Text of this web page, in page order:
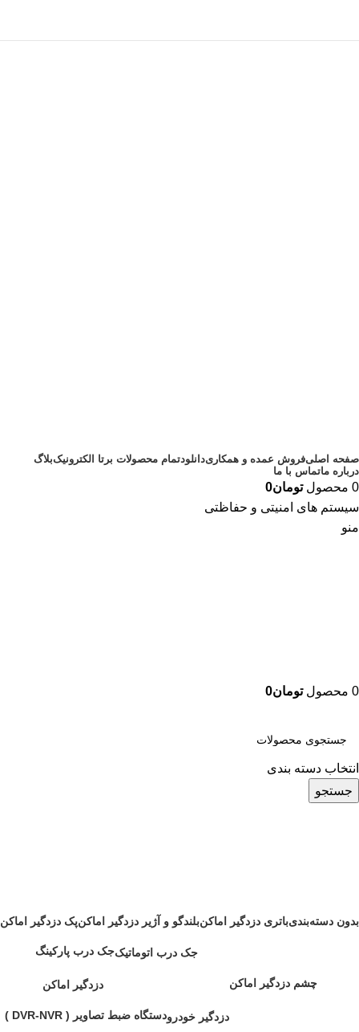
صفحه اصلیفروش عمده و همکاریدانلودتمام محصولات برتا الکترونیکبلاگ
درباره ماتماس با ما
0 محصول تومان0
سیستم های امنیتی و حفاظتی
منو
0 محصول تومان0
انتخاب دسته بندی
جستجو
بدون دسته‌بندیباتری دزدگیر اماکنبلندگو و آژیر دزدگیر اماکنپک دزدگیر اماکن
جک درب اتوماتیکجک درب پارکینگ
چشم دزدگیر اماکن
دزدگیر اماکن
دزدگیر خودرودستگاه ضبط تصاویر ( DVR-NVR )